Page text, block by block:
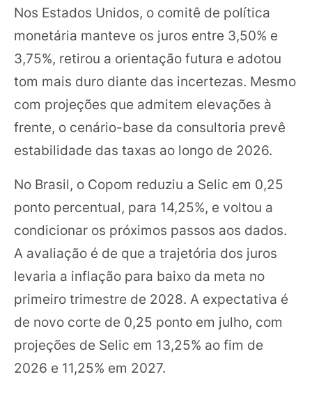
Nos Estados Unidos, o comitê de política
monetária manteve os juros entre 3,50% e
3,75%, retirou a orientação futura e adotou
tom mais duro diante das incertezas. Mesmo
com projeções que admitem elevações à
frente, o cenário-base da consultoria prevê
estabilidade das taxas ao longo de 2026.
No Brasil, o Copom reduziu a Selic em 0,25
ponto percentual, para 14,25%, e voltou a
condicionar os próximos passos aos dados.
A avaliação é de que a trajetória dos juros
levaria a inflação para baixo da meta no
primeiro trimestre de 2028. A expectativa é
de novo corte de 0,25 ponto em julho, com
projeções de Selic em 13,25% ao fim de
2026 e 11,25% em 2027.